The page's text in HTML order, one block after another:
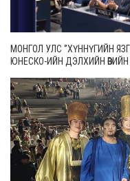
МОНГОЛ УЛС ‘’ХҮННҮГИЙН
ЮНЕСКО-ИЙН ДЭЛХИЙН